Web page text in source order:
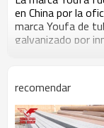
en China por la
marca Youfa de
galvanizado por
SSAW ha sido
consecutivos. En
sido calificado
la misma
China. En 2012,
recomendar